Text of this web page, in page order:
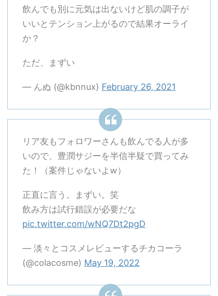
飲んでも別に元気は出ないけど肌の調子が
いいとテンション上がるので結果オーライ
か？
ただ、まずい
— んぬ (@kbnnux) February 26, 2021
リア友もフォロワーさんも飲んでる人が多
いので、豊潤サジーを半信半疑で買ってみ
た！（案件じゃないよw）
正直に言う。まずい。笑
飲み方は試行錯誤が必要だな
pic.twitter.com/wNQ7Dt2pgD
— 淡々とコスメレビューするチカコーラ
(@colacosme) May 19, 2022